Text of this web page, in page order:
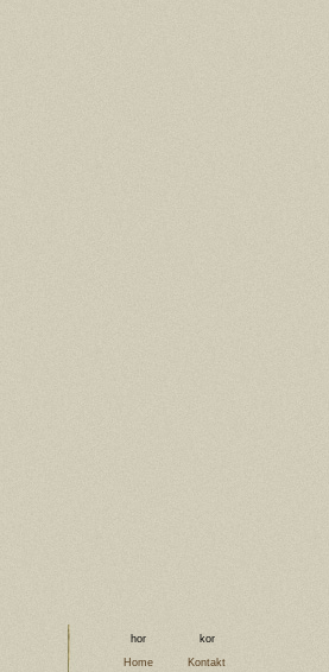
Home Kontakt